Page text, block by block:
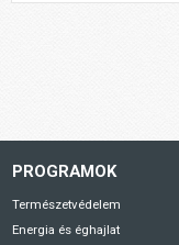
PROGRAMOK
Természetvédelem
Energia és éghajlat